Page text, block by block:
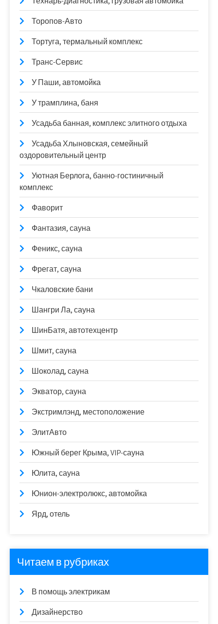
Торопов-Авто
Тортуга, термальный комплекс
Транс-Сервис
У Паши, автомойка
У трамплина, баня
Усадьба банная, комплекс элитного отдыха
Усадьба Хлыновская, семейный
оздоровительный центр
Уютная Берлога, банно-гостиничный
комплекс
Фаворит
Фантазия, сауна
Феникс, сауна
Фрегат, сауна
Чкаловские бани
Шангри Ла, сауна
ШинБатя, автотехцентр
Шмит, сауна
Шоколад, сауна
Экватор, сауна
Экстримлэнд, местоположение
ЭлитАвто
Южный берег Крыма, VIP-сауна
Юлита, сауна
Юнион-электролюкс, автомойка
Ярд, отель
Читаем в рубриках
В помощь электрикам
Дизайнерство